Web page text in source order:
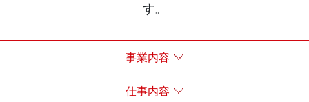
す。
事業内容
仕事内容